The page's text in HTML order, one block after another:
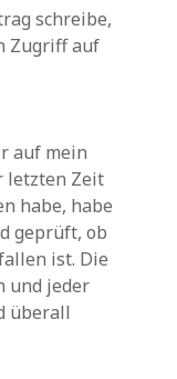
schreibe,
Zugriff auf
auf mein
letzten Zeit
habe, habe
geprüft, ob
ist. Die
und jeder
überall